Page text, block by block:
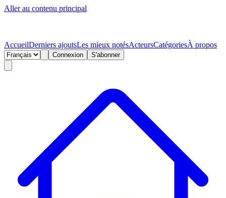
Aller au contenu principal
AccueilDerniers ajoutsLes mieux notésActeursCatégoriesÀ propos
Connexion S'abonner